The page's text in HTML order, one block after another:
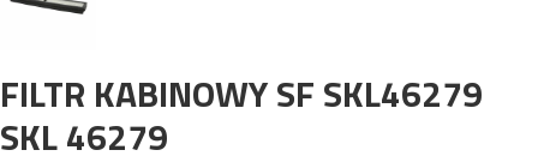
FILTR KABINOWY SF SKL46279
SKL 46279